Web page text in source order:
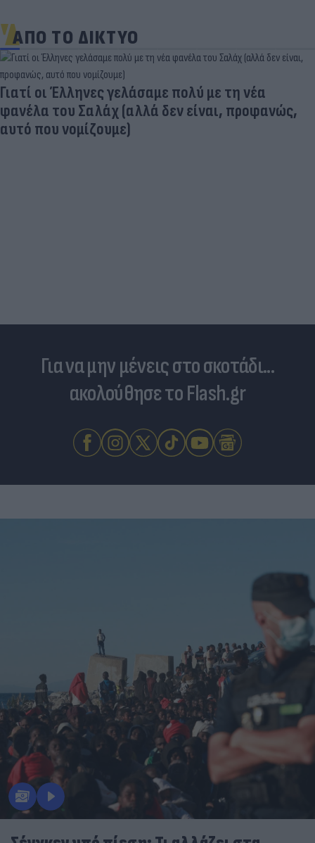
ΑΠΟ ΤΟ ΔΙΚΤΥΟ
Γιατί οι Έλληνες γελάσαμε πολύ με τη νέα
φανέλα του Σαλάχ (αλλά δεν είναι, προφανώς,
αυτό που νομίζουμε)
Για να μην μένεις στο σκοτάδι...
ακολούθησε το Flash.gr